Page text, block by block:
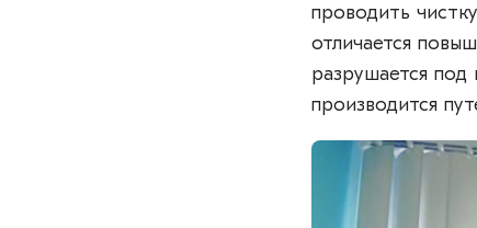
проводить
отличается
разрушается
производится